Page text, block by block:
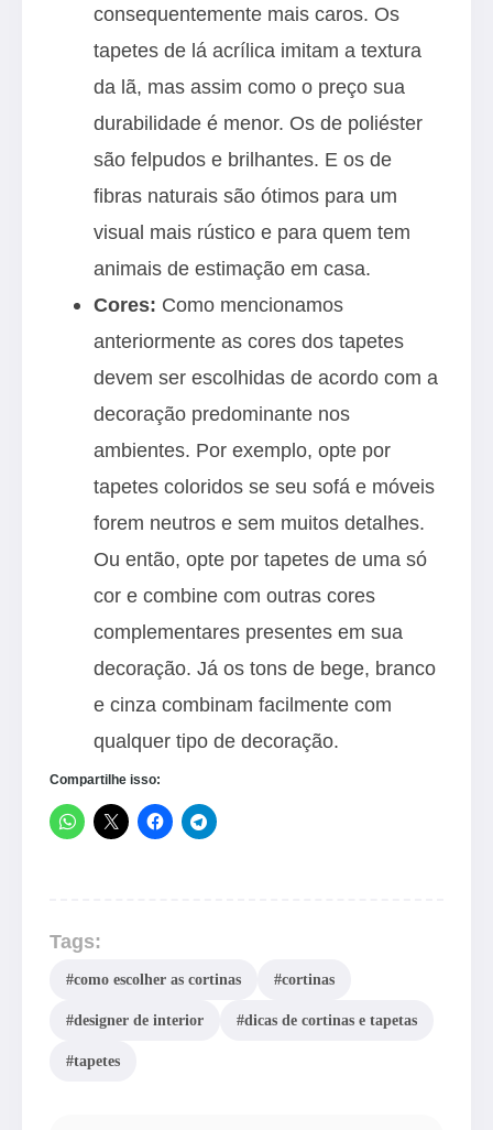
consequentemente mais caros. Os
tapetes de lá acrílica imitam a textura
da lã, mas assim como o preço sua
durabilidade é menor. Os de poliéster
são felpudos e brilhantes. E os de
fibras naturais são ótimos para um
visual mais rústico e para quem tem
animais de estimação em casa.
Cores: Como mencionamos
anteriormente as cores dos tapetes
devem ser escolhidas de acordo com a
decoração predominante nos
ambientes. Por exemplo, opte por
tapetes coloridos se seu sofá e móveis
forem neutros e sem muitos detalhes.
Ou então, opte por tapetes de uma só
cor e combine com outras cores
complementares presentes em sua
decoração. Já os tons de bege, branco
e cinza combinam facilmente com
qualquer tipo de decoração.
Compartilhe isso:
Tags:
#como escolher as cortinas #cortinas
#designer de interior #dicas de cortinas e tapetas
#tapetes